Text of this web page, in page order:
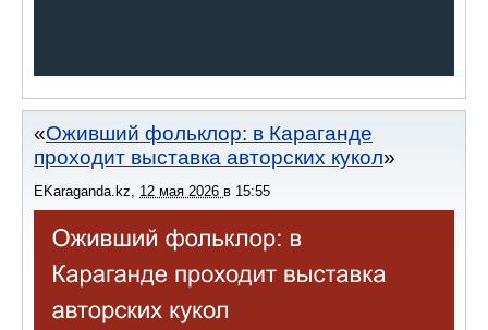
Оживший фольклор: в Караганде
проходит выставка авторских кукол
EKaraganda.kz, 12 мая 2026 в 15:55